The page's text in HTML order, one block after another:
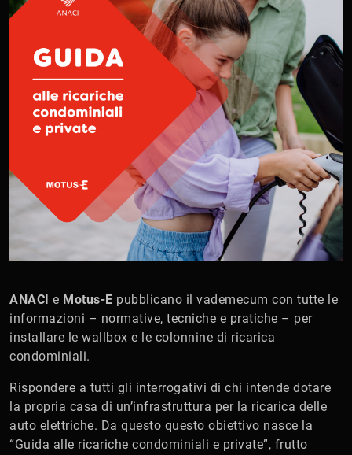
ANACI e Motus-E pubblicano il vademecum con tutte le
informazioni – normative, tecniche e pratiche – per
installare le wallbox e le colonnine di ricarica
condominiali.
Rispondere a tutti gli interrogativi di chi intende dotare
la propria casa di un’infrastruttura per la ricarica delle
auto elettriche. Da questo questo obiettivo nasce la
“Guida alle ricariche condominiali e private”, frutto